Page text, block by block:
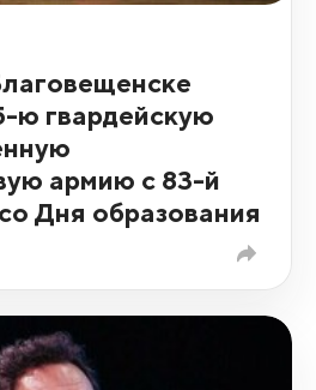
ю гвардейскую
армию с 83-й
Дня образования